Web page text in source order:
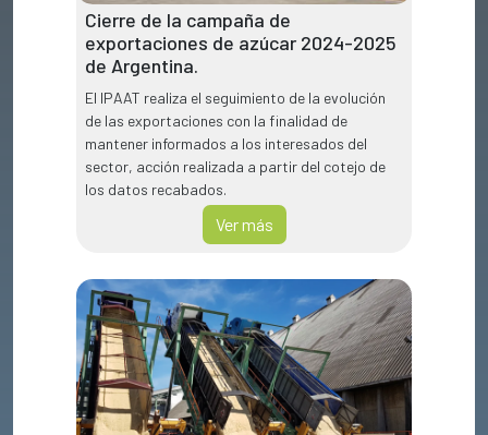
Cierre de la campaña de
exportaciones de azúcar 2024-2025
de Argentina.
El IPAAT realiza el seguimiento de la evolución
de las exportaciones con la finalidad de
mantener informados a los interesados del
sector, acción realizada a partir del cotejo de
los datos recabados.
Ver más